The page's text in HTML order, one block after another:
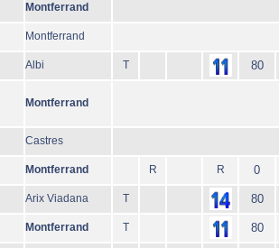
Montferrand
Montferrand
Albi T 80
Montferrand
Castres
Montferrand R R 0
Arix Viadana T 80
Montferrand T 80